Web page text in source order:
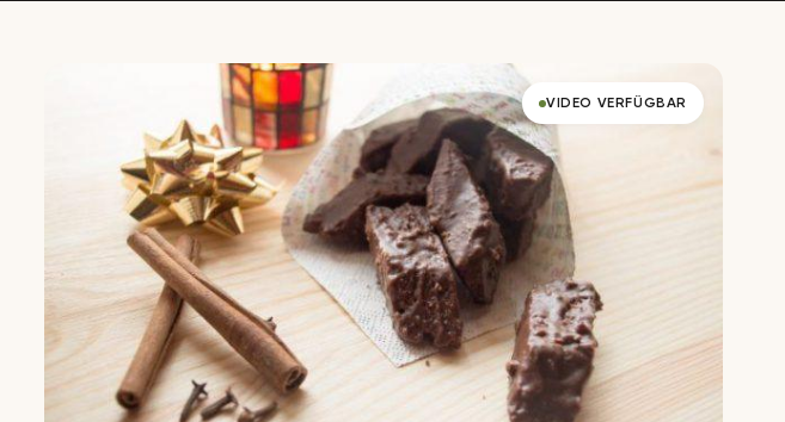
VIDEO VERFÜGBAR